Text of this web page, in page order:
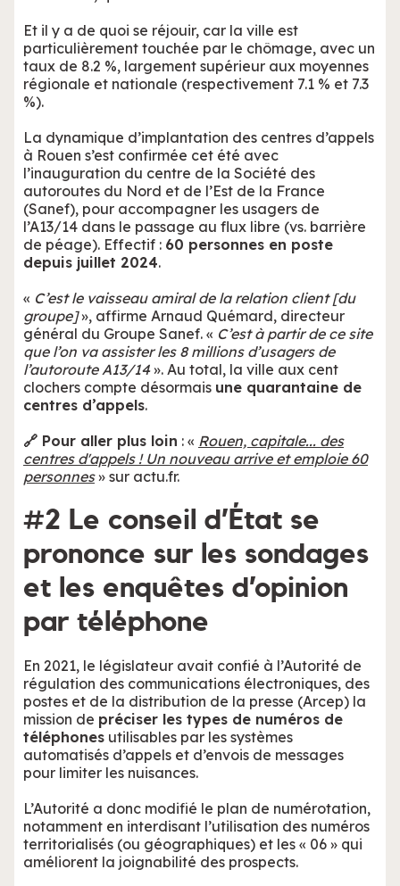
Et il y a de quoi se réjouir, car la ville est
particulièrement touchée par le chômage, avec un
taux de 8.2 %, largement supérieur aux moyennes
régionale et nationale (respectivement 7.1 % et 7.3
%).
La dynamique d’implantation des centres d’appels
à Rouen s’est confirmée cet été avec
l’inauguration du centre de la Société des
autoroutes du Nord et de l’Est de la France
(Sanef), pour accompagner les usagers de
l’A13/14 dans le passage au flux libre (vs. barrière
de péage). Effectif : 60 personnes en poste
depuis juillet 2024.
« C’est le vaisseau amiral de la relation client [du
groupe]», affirme Arnaud Quémard, directeur
général du Groupe Sanef. « C’est à partir de ce site
que l’on va assister les 8 millions d’usagers de
l’autoroute A13/14». Au total, la ville aux cent
clochers compte désormais une quarantaine de
centres d’appels.
🔗 Pour aller plus loin : « Rouen, capitale... des
centres d'appels ! Un nouveau arrive et emploie 60
personnes» sur actu.fr.
#2 Le conseil d’État se
prononce sur les sondages
et les enquêtes d’opinion
par téléphone
En 2021, le législateur avait confié à l’Autorité de
régulation des communications électroniques, des
postes et de la distribution de la presse (Arcep) la
mission de préciser les types de numéros de
téléphones utilisables par les systèmes
automatisés d’appels et d’envois de messages
pour limiter les nuisances.
L’Autorité a donc modifié le plan de numérotation,
notamment en interdisant l’utilisation des numéros
territorialisés (ou géographiques) et les « 06 » qui
améliorent la joignabilité des prospects.